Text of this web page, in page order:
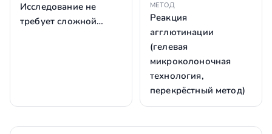
Исследование не
требует сложной…
МЕТОД
Реакция
агглютинации
(гелевая
микроколоночная
технология,
перекрёстный метод)